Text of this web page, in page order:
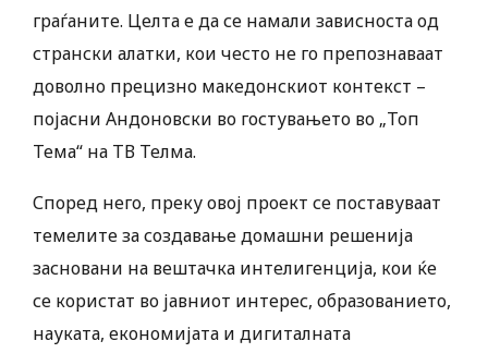
граѓаните. Целта е да се намали зависноста од
странски алатки, кои често не го препознаваат
доволно прецизно македонскиот контекст –
појасни Андоновски во гостувањето во „Топ
Тема“ на ТВ Телма.
Според него, преку овој проект се поставуваат
темелите за создавање домашни решенија
засновани на вештачка интелигенција, кои ќе
се користат во јавниот интерес, образованието,
науката, економијата и дигиталната